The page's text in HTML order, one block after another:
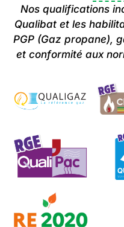
Nos qualifications
Qualibat et les
PGP (Gaz propane),
et conformité aux